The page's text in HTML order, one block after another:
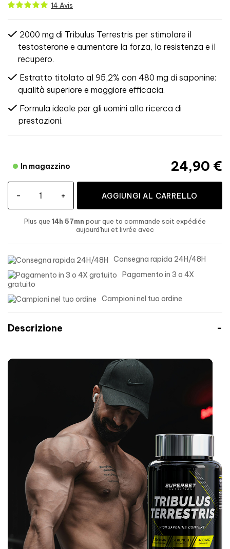
14 Avis
2000 mg di Tribulus Terrestris per stimolare il
testosterone e aumentare la forza, la resistenza e il
recupero.
Estratto titolato al 95,2% con 480 mg di saponine:
qualità superiore e maggiore efficacia.
Formula ideale per gli uomini alla ricerca di
prestazioni.
24,90 €
In magazzino
- + AGGIUNGI AL CARRELLO
Plus que 14h 57mn pour que ta commande soit expédiée
aujourd'hui et livrée avec
Consegna rapida 24H/48H
Pagamento in 3 o 4X
gratuito
Campioni nel tuo ordine
Descrizione